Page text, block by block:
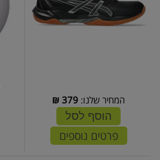
המחיר שלנו: 379
₪
הוסף לסל
פרטים נוספים